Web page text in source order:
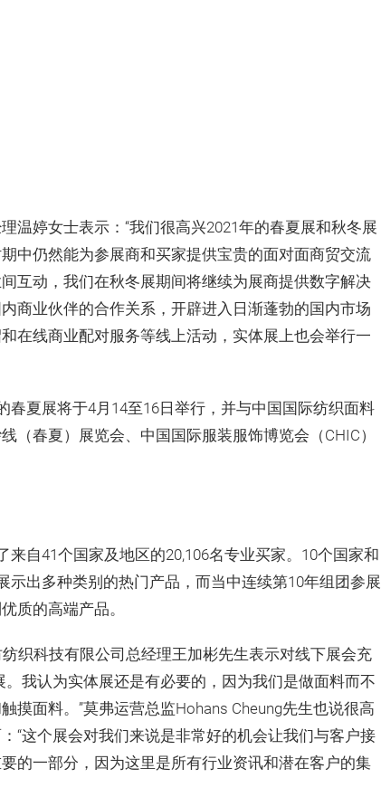
温婷女士表示：“我们很高兴2021年的春夏展和秋冬展
中仍然能为参展商和买家提供宝贵的面对面商贸交流
互动，我们在秋冬展期间将继续为展商提供数字解决
商业伙伴的合作关系，开辟进入日渐蓬勃的国内市场
在线商业配对服务等线上活动，实体展上也会举行一
春夏展将于4月14至16日举行，并与中国国际纺织面料
（春夏）展览会、中国国际服装服饰博览会（CHIC）
自41个国家及地区的20,106名专业买家。10个国家和
示出多种类别的热门产品，而当中连续第10年组团参展
质的高端产品。
织科技有限公司总经理王加彬先生表示对线下展会充
我认为实体展还是有必要的，因为我们是做面料而不
摸面料。”莫弗运营总监Hohans Cheung先生也说很高
“这个展会对我们来说是非常好的机会让我们与客户接
的一部分，因为这里是所有行业资讯和潜在客户的集